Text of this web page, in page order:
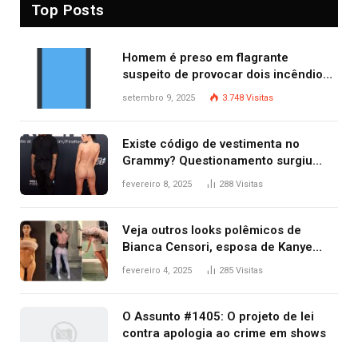
Top Posts
Homem é preso em flagrante
suspeito de provocar dois incêndios
criminosos no mesmo dia
setembro 9, 2025 3.748 Visitas
Existe código de vestimenta no
Grammy? Questionamento surgiu
após Bianca Censori, mulher de
fevereiro 8, 2025 288 Visitas
Veja outros looks polêmicos de
Bianca Censori, esposa de Kanye
West que apareceu nua no Grammy
fevereiro 4, 2025 285 Visitas
O Assunto #1405: O projeto de lei
contra apologia ao crime em shows